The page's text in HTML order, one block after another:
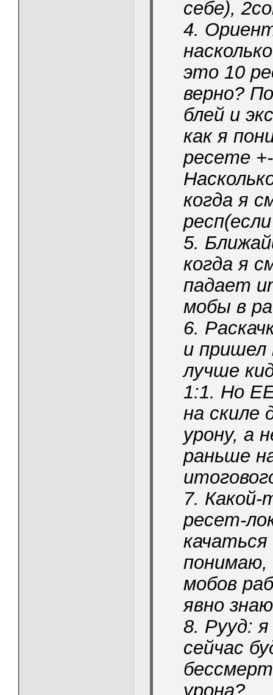
себе),
4.
это 10
верно?
блей и
как я
ресете
когда я
5.
когда я
падает
мобы в
6.
и пришел
лучше
1:1. Но
на скиле
урону, а
раньше
7. Какой-
ресет-
мобов
явно
8. Рууд:
сейчас
урона?